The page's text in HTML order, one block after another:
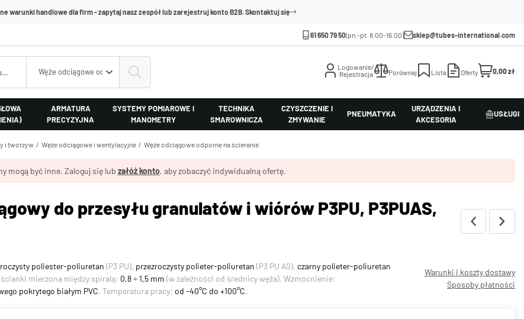
warunki handlowe dla firm - zapytaj nasz zespół lub zarejestruj konto B2B. Skontaktuj się
61 650 79 50(pn.-pt. 8.00-16.00) sklep@tubes-international.com
Węże odciągowe odporne na ścieranie
Logowanie/
Rejestracja
Porównaj Lista Oferty 0,00 zł
ARMATURA
PRECYZYJNA
SYSTEMY POMIAROWE I
MANOMETRY
TECHNIKA
SMAROWNICZA
CZYSZCZENIE I
ZMYWANIE
PNEUMATYKA
URZĄDZENIA I
AKCESORIA
USŁUGI
i tworzyw Węże odciągowe i wentylacyjne Węże odciągowe odporne na ścieranie
mogą być inne. Zaloguj się lub załóż konto, aby zobaczyć indywidualną ofertę.
do przesyłu granulatów i wiórów P3PU, P3PUAS,
poliester-poliuretan (P3 PU), przezroczysty polieter-poliuretan (P3 PU AS), czarny polieter-poliuretan
ścianki mierzona między spiralą: 0,8 ÷ 1,5 mm (w zależności od średnicy węża). Wzmocnienie:
pokrytego białym PVC. Temperatura pracy: od -40°C do +100°C.
Warunki i koszty dostawy
Sposoby płatności